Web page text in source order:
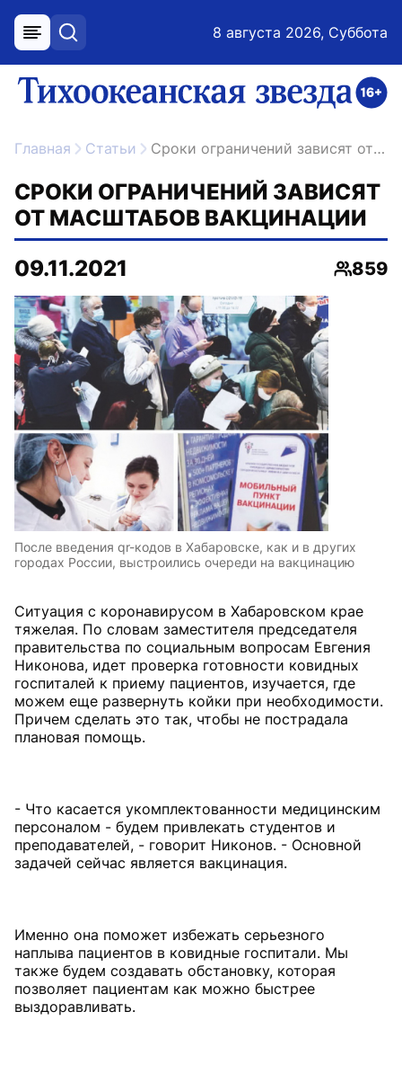
меню поиск 8 августа 2026, Суббота
ссылка на главную
Главная Статьи Сроки ограничений зависят от масштабов вакцинации
СРОКИ ОГРАНИЧЕНИЙ ЗАВИСЯТ
ОТ МАСШТАБОВ ВАКЦИНАЦИИ
09.11.2021
859
После введения qr-кодов в Хабаровске, как и в других
городах России, выстроились очереди на вакцинацию
Ситуация с коронавирусом в Хабаровском крае
тяжелая. По словам заместителя председателя
правительства по социальным вопросам Евгения
Никонова, идет проверка готовности ковидных
госпиталей к приему пациентов, изучается, где
можем еще развернуть койки при необходимости.
Причем сделать это так, чтобы не пострадала
плановая помощь.
- Что касается укомплектованности медицинским
персоналом - будем привлекать студентов и
преподавателей, - говорит Никонов. - Основной
задачей сейчас является вакцинация.
Именно она поможет избежать серьезного
наплыва пациентов в ковидные госпитали. Мы
также будем создавать обстановку, которая
позволяет пациентам как можно быстрее
выздоравливать.